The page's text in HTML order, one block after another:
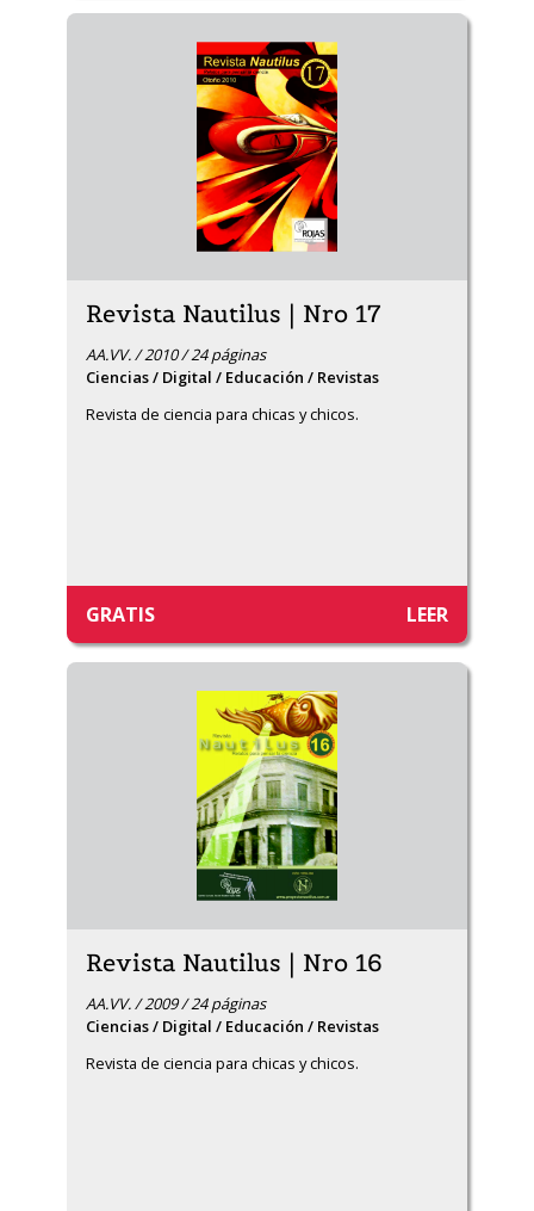
Revista Nautilus | Nro 17
AA.VV. / 2010 / 24 páginas
Ciencias / Digital / Educación / Revistas
Revista de ciencia para chicas y chicos.
GRATIS LEER
Revista Nautilus | Nro 16
AA.VV. / 2009 / 24 páginas
Ciencias / Digital / Educación / Revistas
Revista de ciencia para chicas y chicos.